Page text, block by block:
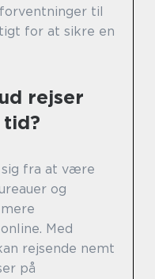
til
for at sikre en
rejser
fra at være
og
Med
rejsende nemt
på